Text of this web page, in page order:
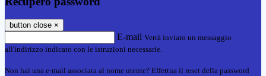
button close ×
E-mail Verrà inviato un messaggio
all'indirizzo indicato con le istruzioni necessarie.
Non hai una e-mail associata al nome utente? Effettua il reset della password